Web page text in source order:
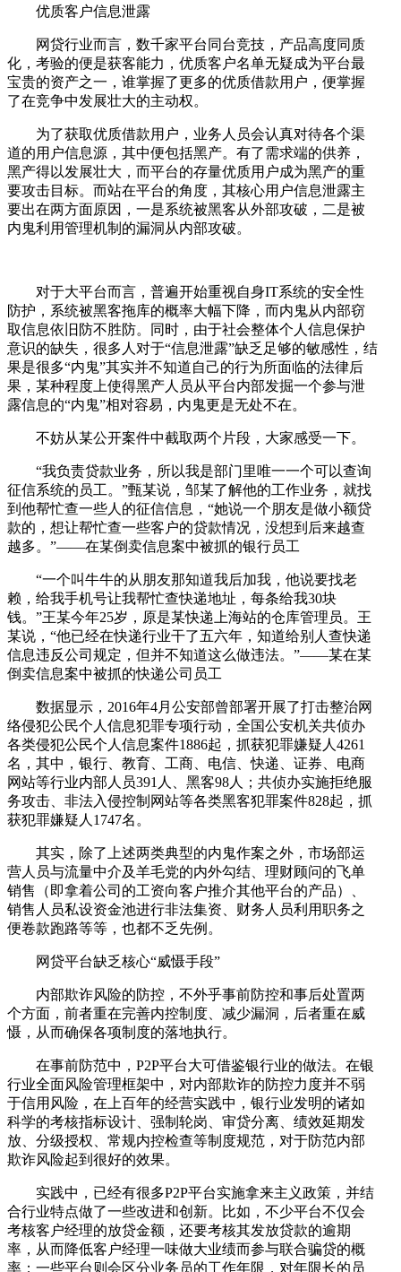
优质客户信息泄露
网贷行业而言，数千家平台同台竞技，产品高度同质
化，考验的便是获客能力，优质客户名单无疑成为平台最
宝贵的资产之一，谁掌握了更多的优质借款用户，便掌握
了在竞争中发展壮大的主动权。
为了获取优质借款用户，业务人员会认真对待各个渠
道的用户信息源，其中便包括黑产。有了需求端的供养，
黑产得以发展壮大，而平台的存量优质用户成为黑产的重
要攻击目标。而站在平台的角度，其核心用户信息泄露主
要出在两方面原因，一是系统被黑客从外部攻破，二是被
内鬼利用管理机制的漏洞从内部攻破。
对于大平台而言，普遍开始重视自身IT系统的安全性
防护，系统被黑客拖库的概率大幅下降，而内鬼从内部窃
取信息依旧防不胜防。同时，由于社会整体个人信息保护
意识的缺失，很多人对于“信息泄露”缺乏足够的敏感性，结
果是很多“内鬼”其实并不知道自己的行为所面临的法律后
果，某种程度上使得黑产人员从平台内部发掘一个参与泄
露信息的“内鬼”相对容易，内鬼更是无处不在。
不妨从某公开案件中截取两个片段，大家感受一下。
“我负责贷款业务，所以我是部门里唯一一个可以查询
征信系统的员工。”甄某说，邹某了解他的工作业务，就找
到他帮忙查一些人的征信信息，“她说一个朋友是做小额贷
款的，想让帮忙查一些客户的贷款情况，没想到后来越查
越多。”——在某倒卖信息案中被抓的银行员工
“一个叫牛牛的从朋友那知道我后加我，他说要找老
赖，给我手机号让我帮忙查快递地址，每条给我30块
钱。”王某今年25岁，原是某快递上海站的仓库管理员。王
某说，“他已经在快递行业干了五六年，知道给别人查快递
信息违反公司规定，但并不知道这么做违法。”——某在某
倒卖信息案中被抓的快递公司员工
数据显示，2016年4月公安部曾部署开展了打击整治网
络侵犯公民个人信息犯罪专项行动，全国公安机关共侦办
各类侵犯公民个人信息案件1886起，抓获犯罪嫌疑人4261
名，其中，银行、教育、工商、电信、快递、证券、电商
网站等行业内部人员391人、黑客98人；共侦办实施拒绝服
务攻击、非法入侵控制网站等各类黑客犯罪案件828起，抓
获犯罪嫌疑人1747名。
其实，除了上述两类典型的内鬼作案之外，市场部运
营人员与流量中介及羊毛党的内外勾结、理财顾问的飞单
销售（即拿着公司的工资向客户推介其他平台的产品）、
销售人员私设资金池进行非法集资、财务人员利用职务之
便卷款跑路等等，也都不乏先例。
网贷平台缺乏核心“威慑手段”
内部欺诈风险的防控，不外乎事前防控和事后处置两
个方面，前者重在完善内控制度、减少漏洞，后者重在威
慑，从而确保各项制度的落地执行。
在事前防范中，P2P平台大可借鉴银行业的做法。在银
行业全面风险管理框架中，对内部欺诈的防控力度并不弱
于信用风险，在上百年的经营实践中，银行业发明的诸如
科学的考核指标设计、强制轮岗、审贷分离、绩效延期发
放、分级授权、常规内控检查等制度规范，对于防范内部
欺诈风险起到很好的效果。
实践中，已经有很多P2P平台实施拿来主义政策，并结
合行业特点做了一些改进和创新。比如，不少平台不仅会
考核客户经理的放贷金额，还要考核其发放贷款的逾期
率，从而降低客户经理一味做大业绩而参与联合骗贷的概
率；一些平台则会区分业务员的工作年限，对年限长的员